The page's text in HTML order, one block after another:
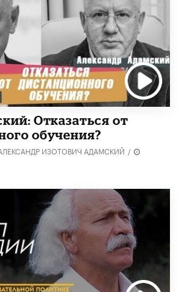
Отказаться от
обучения?
ИЗОТОВИЧ АДАМСКИЙ /